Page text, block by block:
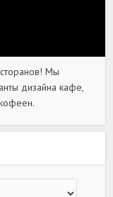
Мы
дизайна кафе,